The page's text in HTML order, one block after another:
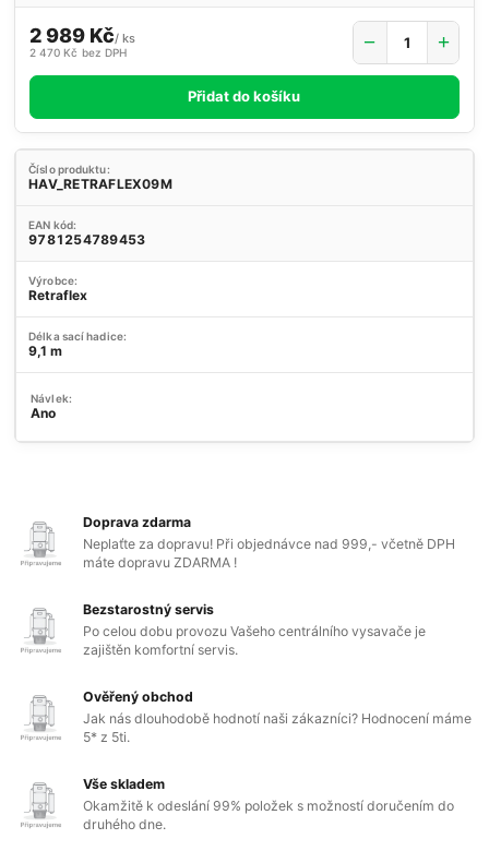
2 989 Kč/ ks
2 470 Kč bez DPH
Přidat do košíku
Číslo produktu:
HAV_RETRAFLEX09M
EAN kód:
9781254789453
Výrobce:
Retraflex
Délka sací hadice:
9,1 m
Návlek:
Ano
Doprava zdarma
Neplaťte za dopravu! Při objednávce nad 999,- včetně DPH
máte dopravu ZDARMA !
Bezstarostný servis
Po celou dobu provozu Vašeho centrálního vysavače je
zajištěn komfortní servis.
Ověřený obchod
Jak nás dlouhodobě hodnotí naši zákazníci? Hodnocení máme
5* z 5ti.
Vše skladem
Okamžitě k odeslání 99% položek s možností doručením do
druhého dne.